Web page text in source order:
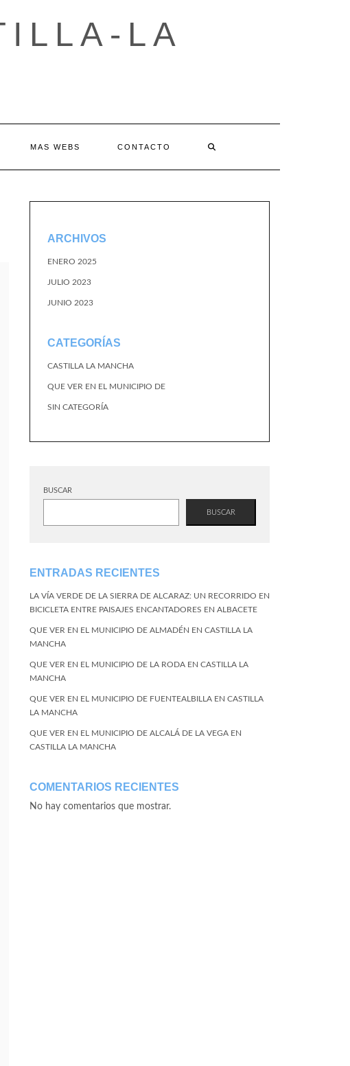
LA
MAS WEBS CONTACTO
ARCHIVOS
ENERO 2025
JULIO 2023
JUNIO 2023
CATEGORÍAS
CASTILLA LA MANCHA
QUE VER EN EL MUNICIPIO DE
SIN CATEGORÍA
BUSCAR
BUSCAR
ENTRADAS RECIENTES
LA VÍA VERDE DE LA SIERRA DE ALCARAZ: UN RECORRIDO EN
BICICLETA ENTRE PAISAJES ENCANTADORES EN ALBACETE
QUE VER EN EL MUNICIPIO DE ALMADÉN EN CASTILLA LA
MANCHA
QUE VER EN EL MUNICIPIO DE LA RODA EN CASTILLA LA
MANCHA
QUE VER EN EL MUNICIPIO DE FUENTEALBILLA EN CASTILLA
LA MANCHA
QUE VER EN EL MUNICIPIO DE ALCALÁ DE LA VEGA EN
CASTILLA LA MANCHA
COMENTARIOS RECIENTES
No hay comentarios que mostrar.